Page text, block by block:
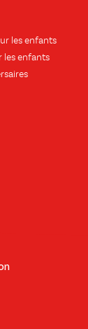
les enfants
les enfants